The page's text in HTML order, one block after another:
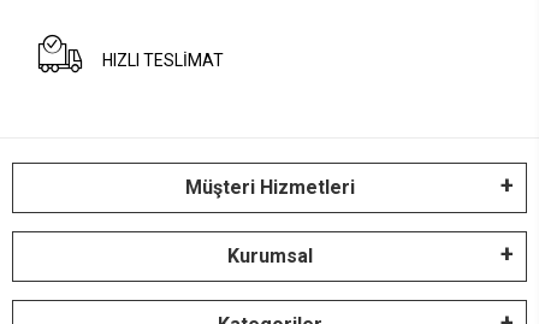
HIZLI TESLİMAT
Müşteri Hizmetleri
Kurumsal